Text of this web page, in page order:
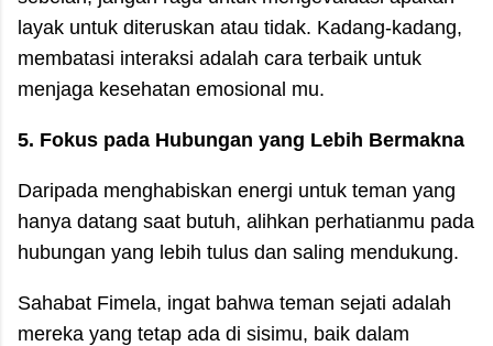
layak untuk diteruskan atau tidak. Kadang-kadang,
membatasi interaksi adalah cara terbaik untuk
menjaga kesehatan emosional mu.
5. Fokus pada Hubungan yang Lebih Bermakna
Daripada menghabiskan energi untuk teman yang
hanya datang saat butuh, alihkan perhatianmu pada
hubungan yang lebih tulus dan saling mendukung.
Sahabat Fimela, ingat bahwa teman sejati adalah
mereka yang tetap ada di sisimu, baik dalam